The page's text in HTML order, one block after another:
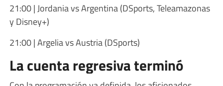
21:00 | Jordania vs Argentina (DSports, Teleamazonas
y Disney+)
21:00 | Argelia vs Austria (DSports)
La cuenta regresiva terminó